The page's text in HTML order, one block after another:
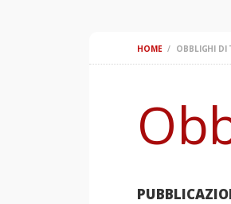
HOME OBBLIGHI DI